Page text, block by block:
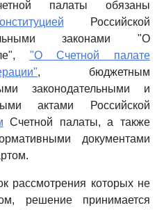
палаты обязаны
Российской
законами "О
"О Счетной палате
, бюджетным
законодательными и
актами Российской
Счетной палаты, а также
документами
рассмотрения которых не
решение принимается